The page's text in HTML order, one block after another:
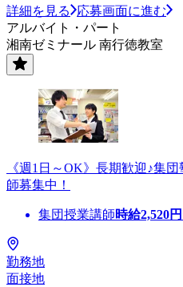
詳細を見る
応募画面に進む
アルバイト・パート
湘南ゼミナール 南行徳教室
《週1日～OK》長期歓迎♪集
師募集中！
集団授業講師時給2,520
勤務地
面接地